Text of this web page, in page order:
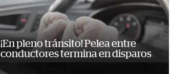
¡En pleno tránsito! Pelea entre
conductores termina en disparos